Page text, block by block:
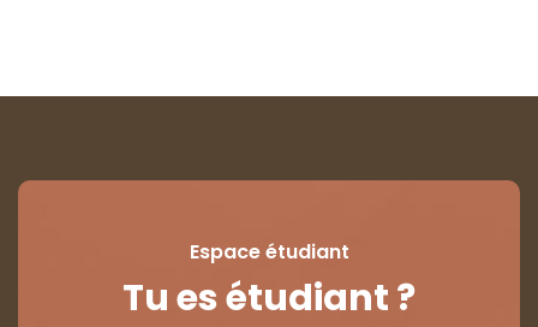
Espace étudiant
Tu es étudiant ?